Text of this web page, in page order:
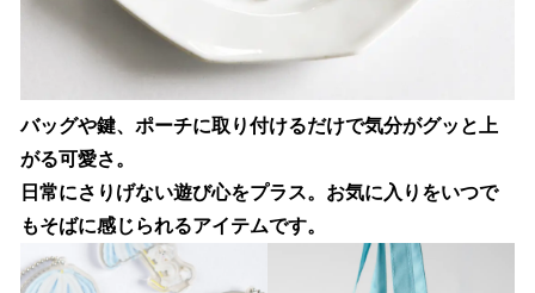
バッグや鍵、ポーチに取り付けるだけで気分がグッと上
がる可愛さ。
日常にさりげない遊び心をプラス。お気に入りをいつで
もそばに感じられるアイテムです。